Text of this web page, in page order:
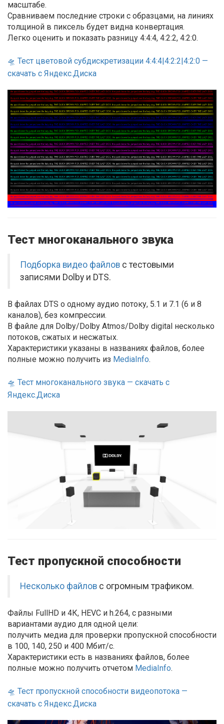
масштабе.
Сравниваем последние строки с образцами, на линиях
толщиной в пиксель будет видна конвертация.
Легко оценить и показать разницу 4:4:4, 4:2:2, 4:2:0.
🛸 Тест цветовой субдискретизации 4:4:4|4:2:2|4:2:0 —
скачать с Яндекс.Диска
Тест многоканального звука
Подборка видео файлов с тестовыми
записями Dolby и DTS.
В файлах DTS о одному аудио потоку, 5.1 и 7.1 (6 и 8
каналов), без компрессии.
В файле для Dolby/Dolby Atmos/Dolby digital несколько
потоков, сжатых и несжатых.
Характеристики указаны в названиях файлов, более
полные можно получить из MediaInfo.
🛸 Тест многоканального звука — скачать с
Яндекс.Диска
Тест пропускной способности
Несколько файлов с огромным трафиком.
Файлы FullHD и 4К, HEVC и h.264, с разными
вариантами аудио для одной цели:
получить медиа для проверки пропускной способности
в 100, 140, 250 и 400 Мбит/с.
Характеристики есть в названиях файлов, более
полные можно получить отчетом MediaInfo.
🛸 Тест пропускной способности видеопотока —
скачать с Яндекс.Диска